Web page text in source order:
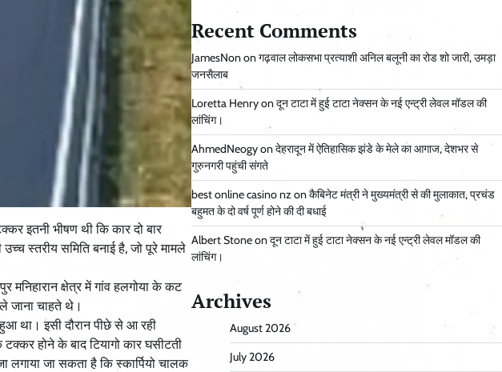
इतनी भीषण थी कि कार दो बार
स्तरीय समिति बनाई है, जो पूरे मामले
मनिहारान क्षेत्र में गांव हलगोया के कट
जाना चाहते थे।
था। इसी दौरान पीछे से आ रही
होने के बाद टियागो कार घसीटती
लगाया जा सकता है कि स्कार्पियो चालक
Recent Comments
JamesNononगढ़वाल लोकसभा प्रत्याशी अनिल बलूनी का रोड शो जारी, उमड़ा
जनसैलाब
Loretta Henryonदून टाटा में हुई टाटा नेक्सन के नई एन्ट्री लेवल मॉडल की
लांचिंग।
AhmedNeogyonदेहरादून में ऐतिहासिक झंडे के मेले का आगाज, देशभर से
गुरुनगरी पहुंची संगते
best online casino nzonकैबिनेट मंत्री ने मुख्यमंत्री से की मुलाकात, प्रचंड
बहुमत के दो वर्ष पूर्ण होने की दी बधाई
Albert Stoneonदून टाटा में हुई टाटा नेक्सन के नई एन्ट्री लेवल मॉडल की
लांचिंग।
Archives
August 2026
July 2026